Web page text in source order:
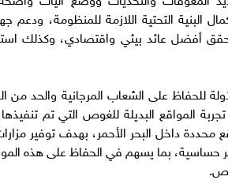
البنية التحتية اللازمة للمنظومة، ودعم
أفضل عائد بيئي واقتصادي، وكذلك
للحفاظ على الشعاب المرجانية والحد من
المواقع البديلة للغوص التي تم
محددة داخل البحر الأحمر، بهدف توفير
حساسية، بما يسهم في الحفاظ على هذه